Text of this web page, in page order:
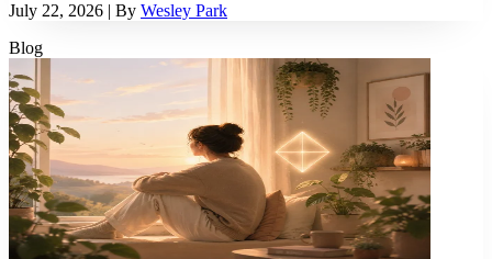
July 22, 2026 | By Wesley Park
Blog